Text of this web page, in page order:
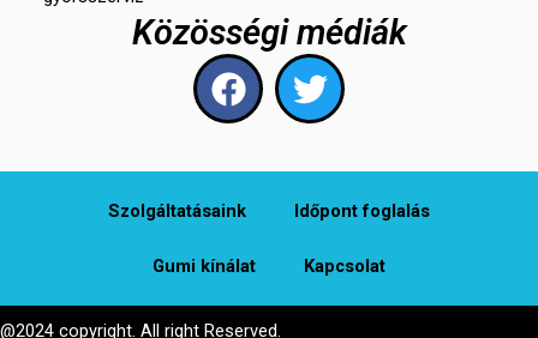
Közösségi médiák
F
a
e
b
o
k
T
w
t
t
r
Szolgáltatásaink ldőpont foglalás
Gumi kínálat Kapcsolat
@2024 copyright. All right Reserved.